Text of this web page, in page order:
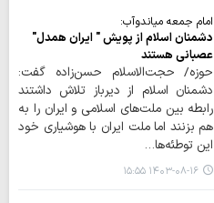
امام جمعه میاندوآب:
دشمنان اسلام از پویش " ایران همدل"
عصبانی هستند
حوزه/ حجت‌الاسلام حسن‌زاده گفت:
دشمنان اسلام از دیرباز تلاش داشتند
رابطه بین ملت‌های اسلامی و ایران را به
هم بزنند اما ملت ایران با هوشیاری خود
این توطئه‌ها…
۱۴۰۳-۰۸-۱۶ ۱۵:۵۵